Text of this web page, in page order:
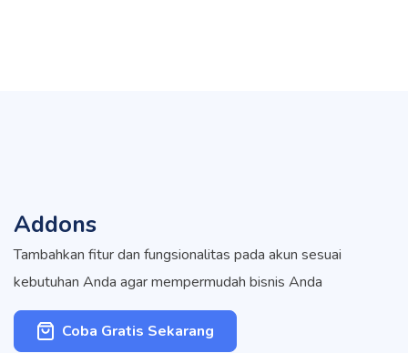
Addons
Tambahkan fitur dan fungsionalitas pada akun sesuai
kebutuhan Anda agar mempermudah bisnis Anda
Coba Gratis Sekarang